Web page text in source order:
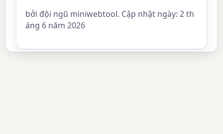
bởi đội ngũ miniwebtool. Cập nhật ngày: 2 th
áng 6 năm 2026